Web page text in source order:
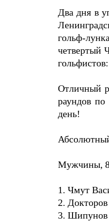
Два дня в
гольф-
четвертый
Отличный
раундов по
день!
Мужчины, 8
1. Чмут
2.
3. Шипунов